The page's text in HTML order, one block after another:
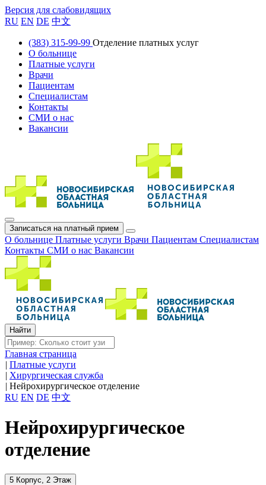
Версия для слабовидящих
RU EN DE 中文
(383) 315-99-99 Отделение платных услуг
О больнице
Платные услуги
Врачи
Пациентам
Специалистам
Контакты
СМИ о нас
Вакансии
Записаться на платный прием
О больнице Платные услуги Врачи Пациентам Специалистам
Контакты СМИ о нас Вакансии
Главная страница
| Платные услуги
| Хирургическая служба
| Нейрохирургическое отделение
RU EN DE 中文
Нейрохирургическое
отделение
5 Корпус, 2 Этаж